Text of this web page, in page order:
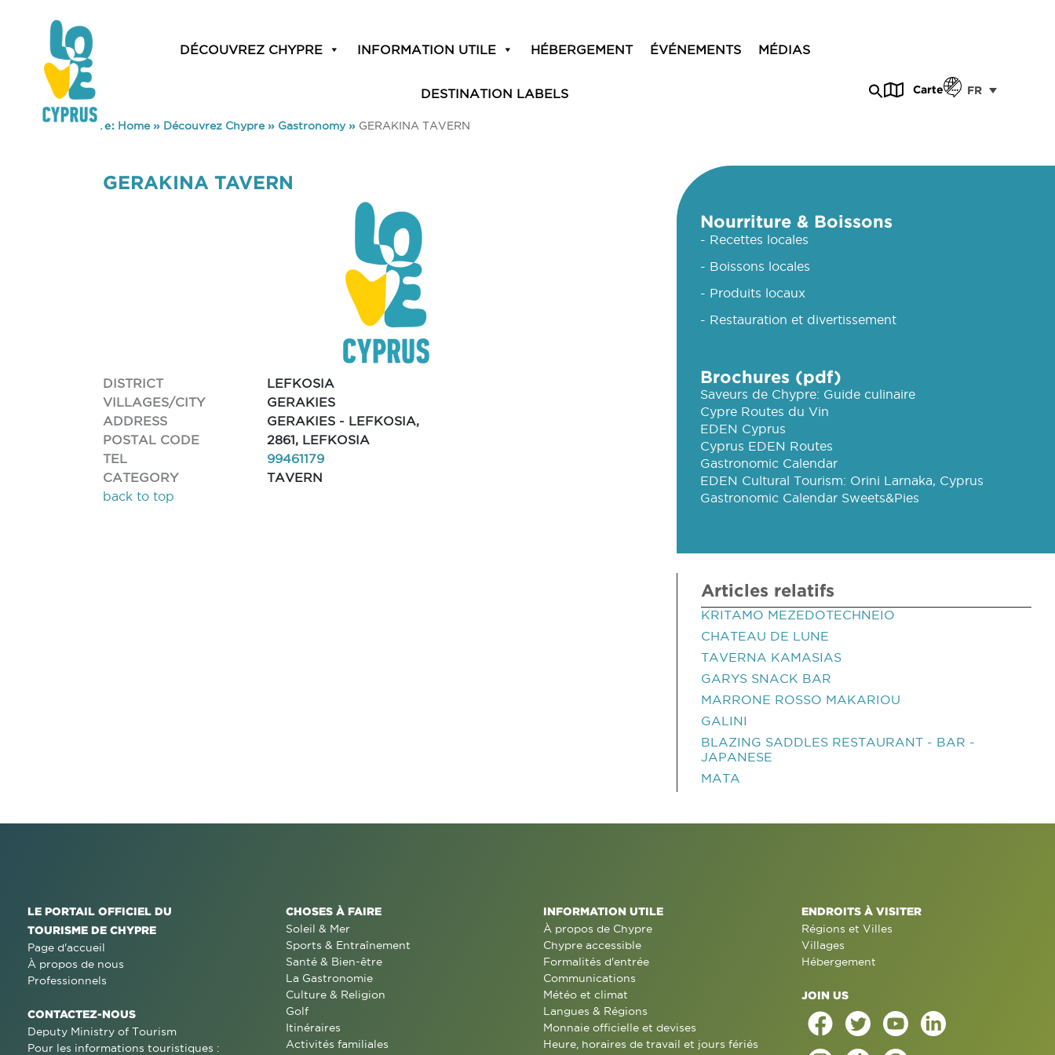
DÉCOUVREZ CHYPRE INFORMATION UTILE HÉBERGEMENT ÉVÉNEMENTS MÉDIAS
DESTINATION LABELS Carte FR
You are here: Home» Découvrez Chypre» Gastronomy» GERAKINA TAVERN
GERAKINA TAVERN
DISTRICT
LEFKOSIA
VILLAGES/CITY
GERAKIES
ADDRESS
GERAKIES - LEFKOSIA,
POSTAL CODE
2861, LEFKOSIA
TEL
99461179
CATEGORY
TAVERN
back to top
Nourriture & Boissons
- Recettes locales
- Boissons locales
- Produits locaux
- Restauration et divertissement
Brochures (pdf)
Saveurs de Chypre: Guide culinaire
Cypre Routes du Vin
EDEN Cyprus
Cyprus EDEN Routes
Gastronomic Calendar
EDEN Cultural Tourism: Orini Larnaka, Cyprus
Gastronomic Calendar Sweets&Pies
Articles relatifs
KRITAMO MEZEDOTECHNEIO
CHATEAU DE LUNE
TAVERNA KAMASIAS
GARYS SNACK BAR
MARRONE ROSSO MAKARIOU
GALINI
BLAZING SADDLES RESTAURANT - BAR -
JAPANESE
MATA
LE PORTAIL OFFICIEL DU
TOURISME DE CHYPRE
Page d'accueil
À propos de nous
Professionnels
CONTACTEZ-NOUS
Deputy Ministry of Tourism
Pour les informations touristiques :
CHOSES À FAIRE
Soleil & Mer
Sports & Entraînement
Santé & Bien-être
La Gastronomie
Culture & Religion
Golf
Itinéraires
Activités familiales
INFORMATION UTILE
À propos de Chypre
Chypre accessible
Formalités d'entrée
Communications
Météo et climat
Langues & Régions
Monnaie officielle et devises
Heure, horaires de travail et jours fériés
ENDROITS À VISITER
Régions et Villes
Villages
Hébergement
JOIN US